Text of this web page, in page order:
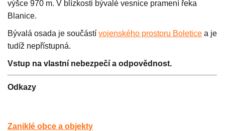
výšce 970 m. V blízkosti bývalé vesnice pramení řeka
Blanice.
Bývalá osada je součástí vojenského prostoru Boletice a je
tudíž nepřístupná.
Vstup na vlastní nebezpečí a odpovědnost.
Odkazy
Zaniklé obce a objekty